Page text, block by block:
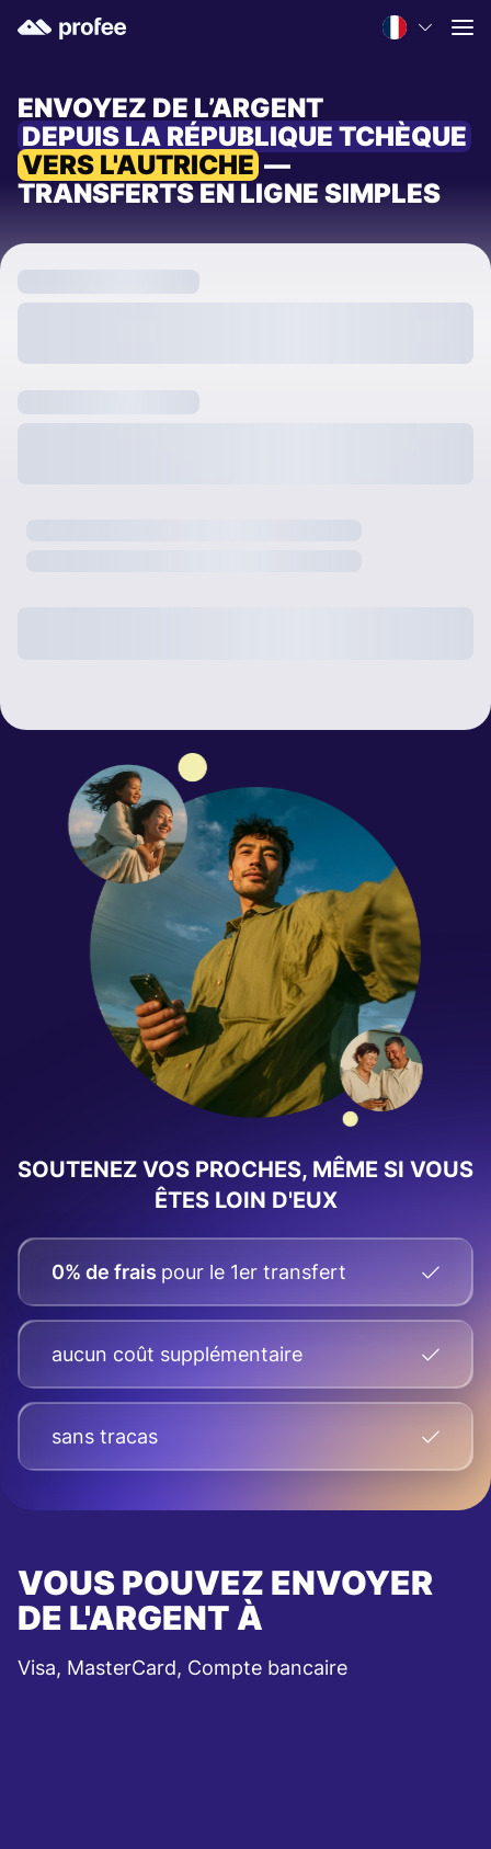
ENVOYEZ DE L’ARGENT
DEPUIS LA RÉPUBLIQUE TCHÈQUE
VERS L'AUTRICHE —
TRANSFERTS EN LIGNE SIMPLES
SOUTENEZ VOS PROCHES, MÊME SI VOUS
ÊTES LOIN D'EUX
0% de frais pour le 1er transfert
aucun coût supplémentaire
sans tracas
VOUS POUVEZ ENVOYER
DE L'ARGENT À
Visa, MasterCard, Compte bancaire